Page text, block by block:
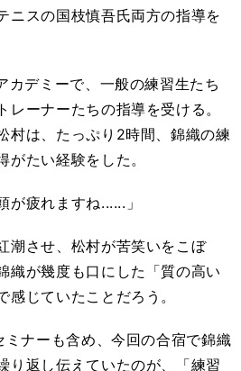
ニスの国枝慎吾氏両方の指導を
デミーで、一般の練習生たち
レーナーたちの指導を受ける。
村は、たっぷり2時間、錦織の練
がたい経験をした。
が疲れますね......」
潮させ、松村が苦笑いをこぼ
織が幾度も口にした「質の高い
じていたことだろう。
ナーも含め、今回の合宿で錦織
り返し伝えていたのが、「練習